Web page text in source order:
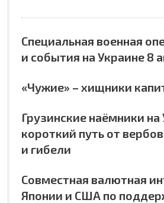
Специальная военная
и события на Украине 8
«Чужие» – хищники
Грузинские наёмники на
короткий путь от
и гибели
Совместная валютная
Японии и США по